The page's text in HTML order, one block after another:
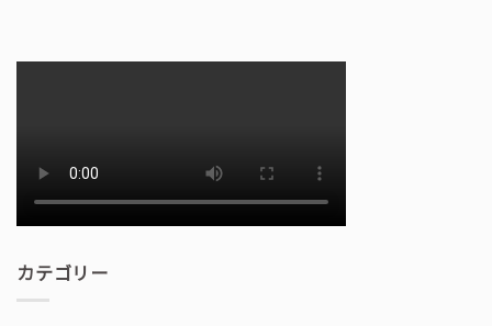
カテゴリー